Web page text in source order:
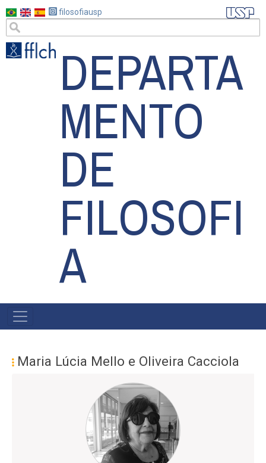
para
conteúdo
principal
filosofiausp
DEPARTA
MENTO
DE
FILOSOFI
A
MAIN
Maria Lúcia Mello e Oliveira Cacciola